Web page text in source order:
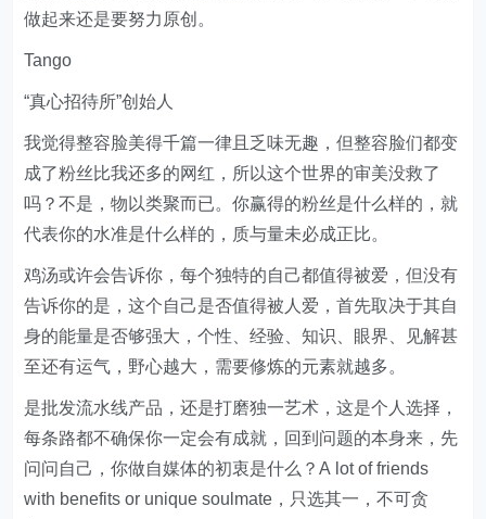
做起来还是要努力原创。
Tango
“真心招待所”创始人
我觉得整容脸美得千篇一律且乏味无趣，但整容脸们都变
成了粉丝比我还多的网红，所以这个世界的审美没救了
吗？不是，物以类聚而已。你赢得的粉丝是什么样的，就
代表你的水准是什么样的，质与量未必成正比。
鸡汤或许会告诉你，每个独特的自己都值得被爱，但没有
告诉你的是，这个自己是否值得被人爱，首先取决于其自
身的能量是否够强大，个性、经验、知识、眼界、见解甚
至还有运气，野心越大，需要修炼的元素就越多。
是批发流水线产品，还是打磨独一艺术，这是个人选择，
每条路都不确保你一定会有成就，回到问题的本身来，先
问问自己，你做自媒体的初衷是什么？A lot of friends
with benefits or unique soulmate，只选其一，不可贪